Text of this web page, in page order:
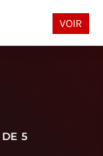
play_arrow
DE 5
VOIR